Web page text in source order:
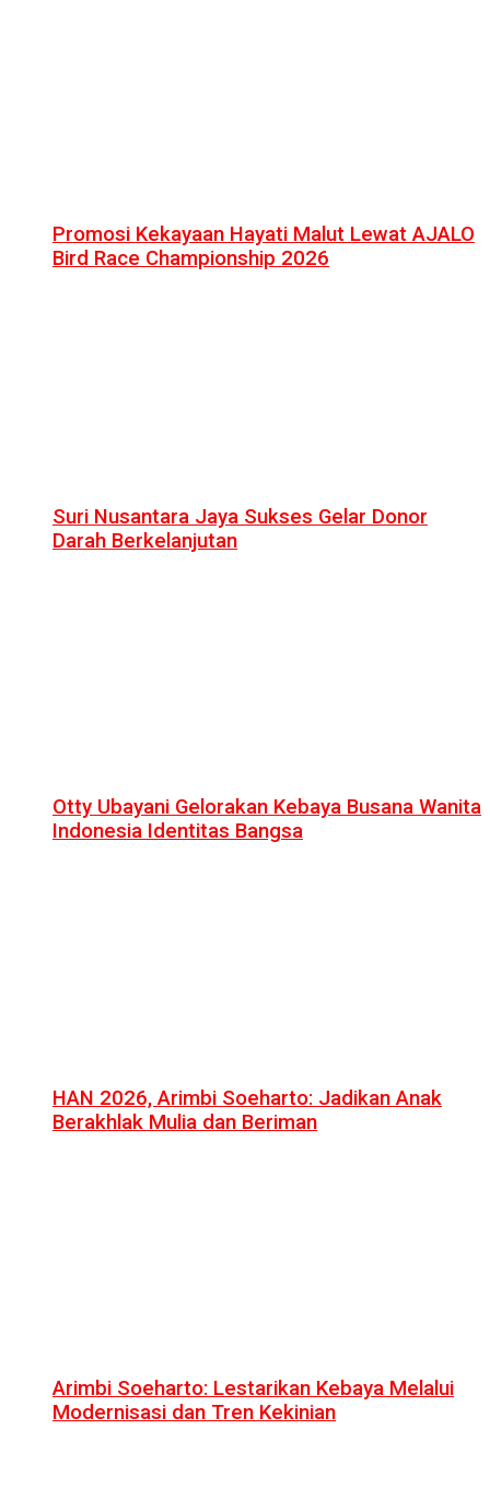
Promosi Kekayaan Hayati Malut Lewat AJALO
Bird Race Championship 2026
Suri Nusantara Jaya Sukses Gelar Donor
Darah Berkelanjutan
Otty Ubayani Gelorakan Kebaya Busana Wanita
Indonesia Identitas Bangsa
HAN 2026, Arimbi Soeharto: Jadikan Anak
Berakhlak Mulia dan Beriman
Arimbi Soeharto: Lestarikan Kebaya Melalui
Modernisasi dan Tren Kekinian